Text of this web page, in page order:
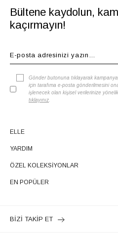
Bültene kaydolun,
kaçırmayın!
Gönder butonuna tıklayarak
için tarafıma e-posta gönderilmesini
işlenecek olan kişisel verilerinize yönelik
tıklayınız
ELLE
YARDIM
ÖZEL KOLEKSİYONLAR
EN POPÜLER
BİZİ TAKİP ET